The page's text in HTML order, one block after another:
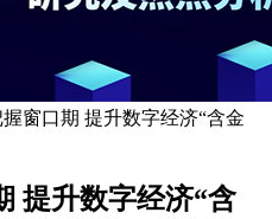
窗口期 提升数字经济“含金
提升数字经济“含